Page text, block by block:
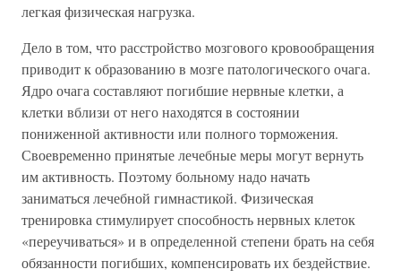
легкая физическая нагрузка.
Дело в том, что расстройство мозгового кровообращения
приводит к образованию в мозге патологического очага.
Ядро очага составляют погибшие нервные клетки, а
клетки вблизи от него находятся в состоянии
пониженной активности или полного торможения.
Своевременно принятые лечебные меры могут вернуть
им активность. Поэтому больному надо начать
заниматься лечебной гимнастикой. Физическая
тренировка стимулирует способность нервных клеток
«переучиваться» и в определенной степени брать на себя
обязанности погибших, компенсировать их бездействие.